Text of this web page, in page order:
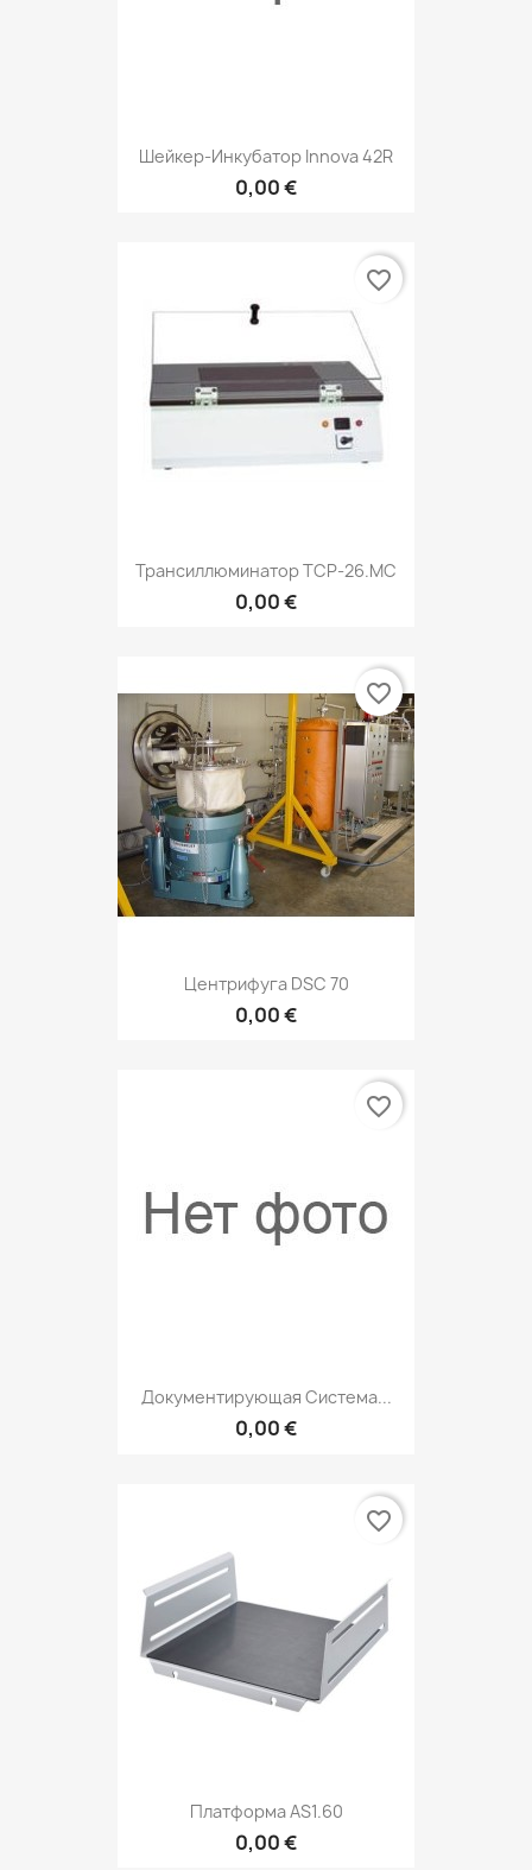
Шейкер-Инкубатор Innova 42R
0,00 €
Трансиллюминатор TCP-26.MC
0,00 €
favorite_border
Центрифуга DSC 70
0,00 €
favorite_border
Документирующая Система...
0,00 €
favorite_border
Платформа AS1.60
0,00 €
favorite_border